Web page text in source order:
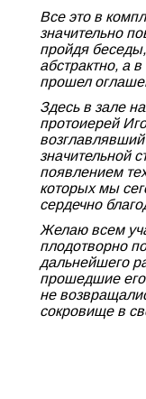
Все это в
значительно
пройдя
абстрактно, а
прошел
Здесь в зале
протоиерей
значительной
появлением
которых мы
сердечно
Желаю всем
плодотворно
дальнейшего
прошедшие
не
сокровище в